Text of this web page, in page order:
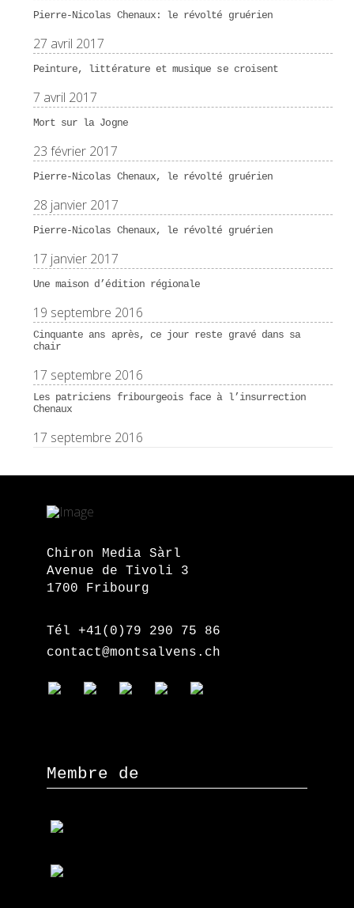
Pierre-Nicolas Chenaux: le révolté gruérien
27 avril 2017
Peinture, littérature et musique se croisent
7 avril 2017
Mort sur la Jogne
23 février 2017
Pierre-Nicolas Chenaux, le révolté gruérien
28 janvier 2017
Pierre-Nicolas Chenaux, le révolté gruérien
17 janvier 2017
Une maison d’édition régionale
19 septembre 2016
Cinquante ans après, ce jour reste gravé dans sa
chair
17 septembre 2016
Les patriciens fribourgeois face à l’insurrection
Chenaux
17 septembre 2016
Chiron Media Sàrl
Avenue de Tivoli 3
1700 Fribourg
Tél +41(0)79 290 75 86
contact@montsalvens.ch
Membre de